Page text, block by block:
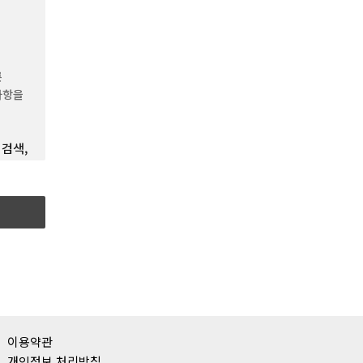
를
을
색,
라
이용약관